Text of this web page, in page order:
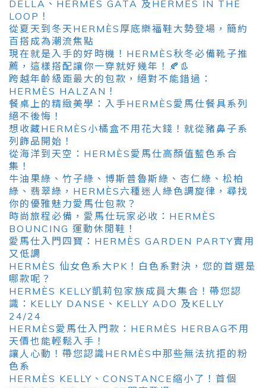
DELLA、HERMÈS GATA 及HERMÈS IN THE
LOOP！
從夏天到冬天HERMÈS厚底樂福鞋大勢登場，簡約
百搭成為潮流焦點
現在就是入手的好時機！HERMÈS秋冬必備靴子推
薦，這樣搭配讓你一穿就好幾年！🍂👢
跨越年齡級距最大的包款，絕對不能錯過：
HERMÈS HALZAN！
餐桌上的精緻美學：入手HERMÈS愛馬仕餐具系列
絕不後悔！
想收藏HERMÈS小橘盒不用花大錢！就從豬鼻子系
列飾品開始！
從海洋到天空：HERMÈS愛馬仕高顏值藍色系合
集！
牛油果綠、竹子綠、博斯普魯斯綠、杏仁綠、松柏
綠、翡翠綠，HERMÈS六種迷人綠色調旋律，尋找
你的優雅魅力愛馬仕包款？
時尚旅程必備，愛馬仕玩家必收：HERMÈS
BOUNCING 運動休閒鞋！
愛馬仕入門四寶：HERMÈS GARDEN PARTY實用
又低調
HERMÈS 仙女色系大PK！白色系對決，您的首選是
哪款呢？
HERMÈS KELLY凱莉包家族成員大集合！帶您認
識：KELLY DANSE、KELLY ADO 及KELLY
24/24
HERMÈS愛馬仕入門款：HERMÈS HERBAG不用
天價也能輕鬆入手！
讓人心動！帶您認識HERMÈS中那些無法抗拒的粉
色系
HERMÈS KELLY、CONSTANCE縮小了！首個